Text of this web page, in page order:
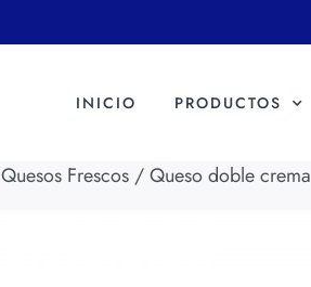
INICIO PRODUCTOS
Quesos Frescos / Queso doble crema